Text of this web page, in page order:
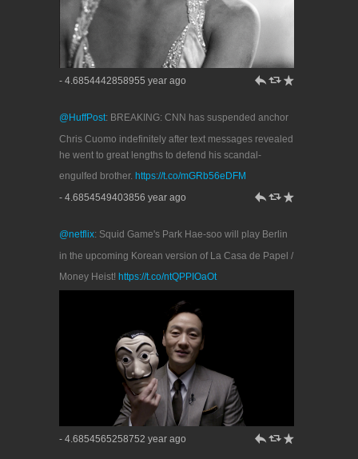
- 4.6854442858955 year ago h J R
@HuffPost: BREAKING: CNN has suspended anchor
Chris Cuomo indefinitely after text messages revealed
he went to great lengths to defend his scandal-
engulfed brother. https://t.co/mGRb56eDFM
- 4.6854549403856 year ago
h J R
@netflix: Squid Game's Park Hae-soo will play Berlin
in the upcoming Korean version of La Casa de Papel /
Money Heist! https://t.co/ntQPPIOaOt
- 4.6854565258752 year ago h J R